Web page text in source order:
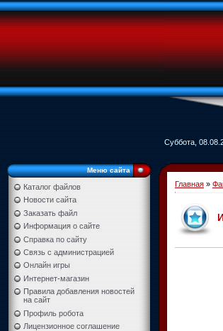
Суббота,
Меню сайта
Каталог файлов
Новости сайта
Заказать файл
Информация о сайте
Справка по сайту
Связь с администрацией
Онлайн игры
Интернет-магазин
Правила добавления новостей
на сайт
Профиль робота
Лицензионное соглашение
Главная »